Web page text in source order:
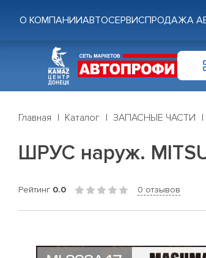
О КОМПАНИИАВТОСЕРВИСПРОДАЖА
Главная Каталог ЗАПАСНЫЕ ЧАСТИ
ШРУС наруж.
Рейтинг 0.0 0 отзывов